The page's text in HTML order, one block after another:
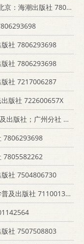
：海潮出版社 7801511697
社 7806293698
社 7806293698
社 7217006287
版社 722600657X
；广州分社 7110014096
7806293698
7805582262
社 7504806730
及出版社 7110013480
社 7507508803